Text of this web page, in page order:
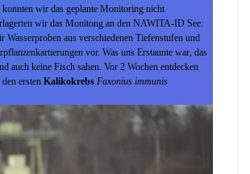
konnten wir das geplante Monitoring nicht
wir das Monitong an den NAWITA-ID See:
Wasserproben aus verschiedenen Tiefenstufen und
vor. Was uns Erstaunte war, das
auch keine Fisch sahen. Vor 2 Wochen entdecken
ersten Kalikokrebs Faxonius immunis